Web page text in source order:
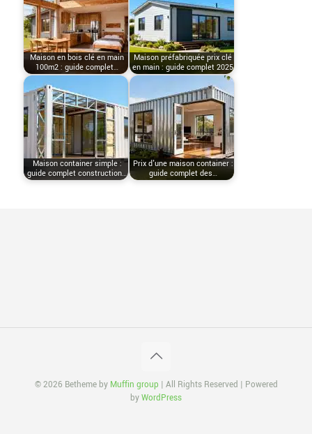
Maison en bois clé en main
100m2 : guide complet…
Maison préfabriquée prix clé
en main : guide complet 2025
Maison container simple :
guide complet construction…
Prix d'une maison container :
guide complet des…
© 2026 Betheme by Muffin group | All Rights Reserved | Powered
byWordPress